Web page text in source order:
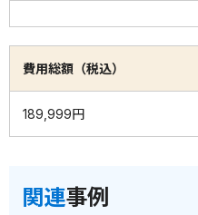
費用総額（税込）
189,999円
関連事例